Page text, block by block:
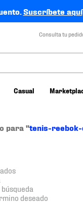
Suscríbete aquí
Consulta tu
Casual
para "tenis-reebok-
deseado